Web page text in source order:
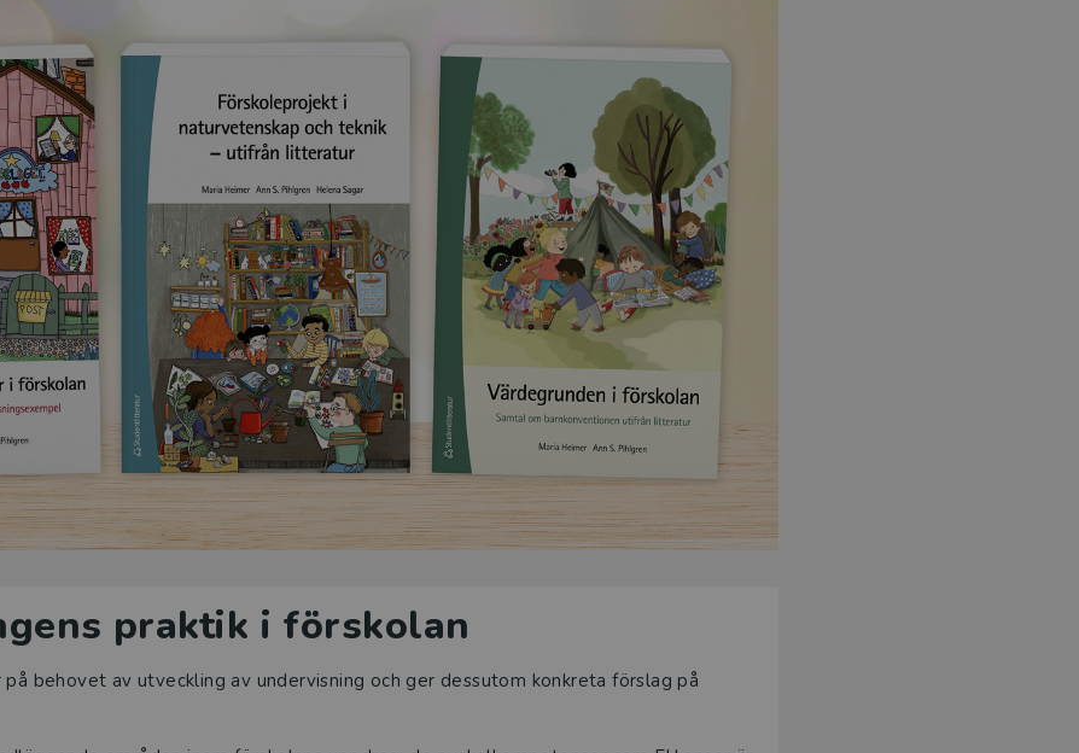
praktik i förskolan
på behovet av utveckling av undervisning och ger dessutom konkreta förslag på